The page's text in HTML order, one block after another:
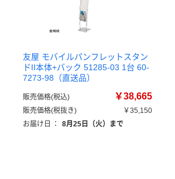
友屋 モバイルパンフレットスタン
ドII本体+バック 51285-03 1台 60-
7273-98（直送品）
販売価格(税込) ￥38,665
販売価格(税抜き)
￥35,150
お届け日
： 8月25日（火）まで